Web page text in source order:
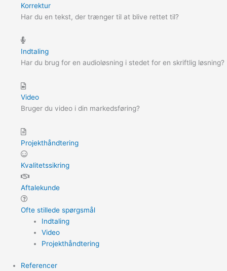
Korrektur
Har du en tekst, der trænger til at blive rettet til?
Indtaling
Har du brug for en audioløsning i stedet for en skriftlig løsning?
Video
Bruger du video i din markedsføring?
Projekthåndtering
Kvalitetssikring
Aftalekunde
Ofte stillede spørgsmål
Indtaling
Video
Projekthåndtering
Referencer